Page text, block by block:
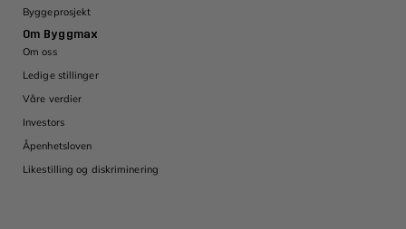
Byggeprosjekt
Om Byggmax
Om oss
Ledige stillinger
Våre verdier
Investors
Åpenhetsloven
Likestilling og diskriminering